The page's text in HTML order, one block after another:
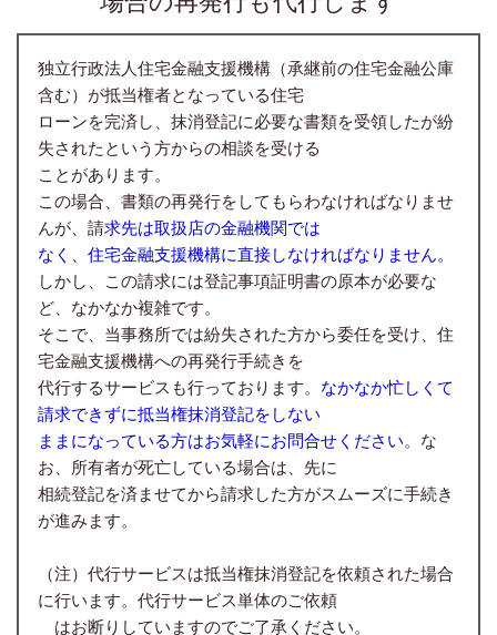
独立行政法人住宅金融支援機構（承継前の住宅金融公庫
含む）が抵当権者となっている住宅
ローンを完済し、抹消登記に必要な書類を受領したが紛
失されたという方からの相談を受ける
ことがあります。
この場合、書類の再発行をしてもらわなければなりませ
んが、請求先は取扱店の金融機関では
なく、住宅金融支援機構に直接しなければなりません。
しかし、この請求には登記事項証明書の原本が必要な
ど、なかなか複雑です。
そこで、当事務所では紛失された方から委任を受け、住
宅金融支援機構への再発行手続きを
代行するサービスも行っております。 なかなか忙しくて
請求できずに抵当権抹消登記をしない
ままになっている方はお気軽にお問合せください 。な
お、所有者が死亡している場合は、先に
相続登記を済ませてから請求した方がスムーズに手続き
が進みます。
（注）代行サービスは抵当権抹消登記を依頼された場合
に行います。代行サービス単体のご依頼
はお断りしていますのでご了承ください。